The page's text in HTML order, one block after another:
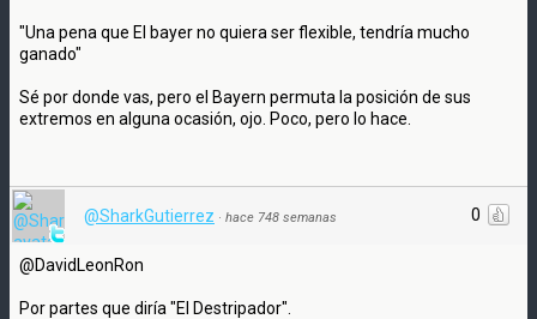
"Una pena que El bayer no quiera ser flexible, tendría mucho
ganado"
Sé por donde vas, pero el Bayern permuta la posición de sus
extremos en alguna ocasión, ojo. Poco, pero lo hace.
0
@SharkGutierrez · hace 748 semanas
@DavidLeonRon
Por partes que diría "El Destripador".